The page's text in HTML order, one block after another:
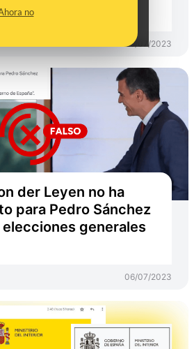
no
06/07/2023
der Leyen no ha
para Pedro Sánchez
elecciones generales
06/07/2023